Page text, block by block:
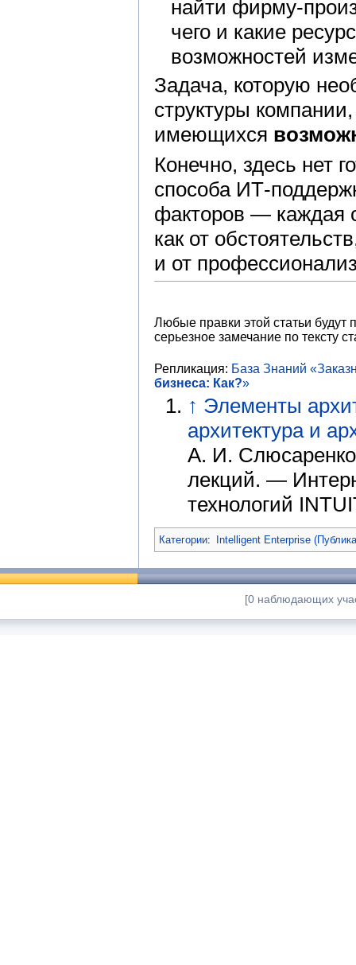
найти фирму-
чего и какие
возможностей
Задача, которую
структуры
имеющихся
Конечно, здесь нет
способа ИТ-
факторов — каждая
как от
и от
Любые правки этой статьи
серьезное замечание по тексту
Репликация: База Знаний
бизнеса: Как?»
↑ Элементы
архитектура и
А. И. Слюсаренко
лекций. —
технологий
Категории: Intelligent Enterprise
[0 наблюдающих